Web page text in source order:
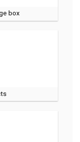
box